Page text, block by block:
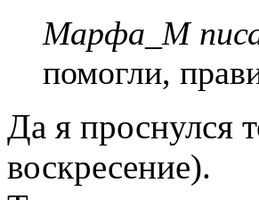
Марфа_М
помогли,
Да я проснулся
воскресение).